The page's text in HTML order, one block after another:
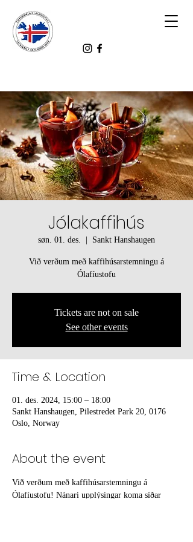
Jólakaffihús
søn. 01. des. Sankt Hanshaugen
Við verðum með kaffihúsarstemningu á
Ólafíustofu
Tickets are not on sale
See other events
Time & Location
01. des. 2024, 15:00 – 18:00
Sankt Hanshaugen, Pilestredet Park 20, 0176
Oslo, Norway
About the event
Við verðum með kaffihúsarstemningu á
Ólafíustofu! Nánari upplýsingar koma síðar